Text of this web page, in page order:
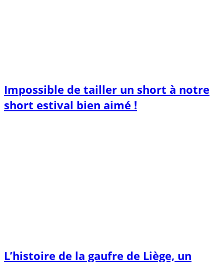
Impossible de tailler un short à notre
short estival bien aimé !
L’histoire de la gaufre de Liège, un